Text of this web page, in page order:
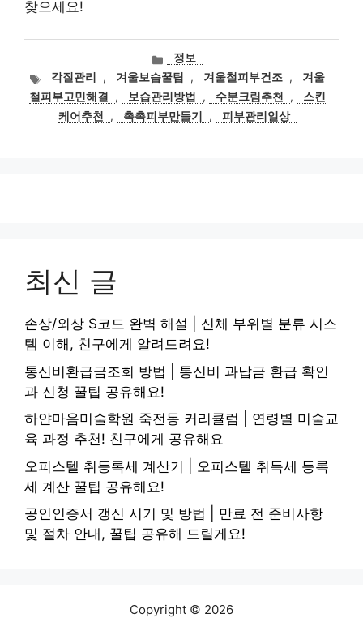
찾으세요!
카
테
고
리
정보
태
그
각질관리 , 겨울보습꿀팁 , 겨울철피부건조 ,
겨울
철피부고민해결
, 보습관리방법 , 수분크림추천 ,
스킨
케어추천
, 촉촉피부만들기 , 피부관리일상
최신 글
손상/외상 S코드 완벽 해설 | 신체 부위별 분류 시스
템 이해, 친구에게 알려드려요!
통신비환급금조회 방법 | 통신비 과납금 환급 확인
과 신청 꿀팁 공유해요!
하얀마음미술학원 죽전동 커리큘럼 | 연령별 미술교
육 과정 추천! 친구에게 공유해요
오피스텔 취등록세 계산기 | 오피스텔 취득세 등록
세 계산 꿀팁 공유해요!
공인인증서 갱신 시기 및 방법 | 만료 전 준비사항
및 절차 안내, 꿀팁 공유해 드릴게요!
Copyright © 2026